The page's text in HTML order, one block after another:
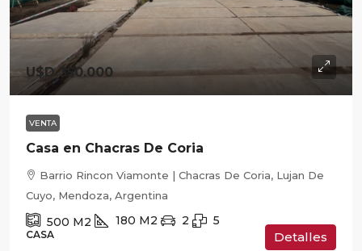
U$D 350.000
VENTA
Casa en Chacras De Coria
Barrio Rincon Viamonte | Chacras De Coria, Lujan De
Cuyo, Mendoza, Argentina
500 M2 180 M2 2 5
CASA Detalles